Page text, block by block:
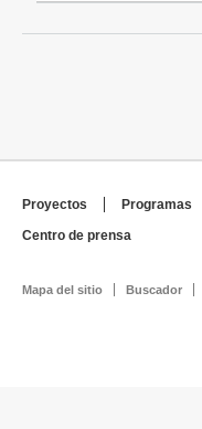
Proyectos Programas
Centro de prensa
Mapa del sitio Buscador